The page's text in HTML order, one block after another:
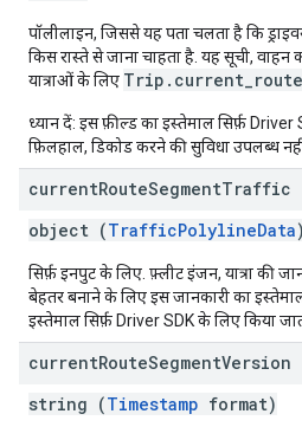
पॉलीलाइन, जिससे यह पता चलता है कि
किस रास्ते से जाना चाहता है. यह सूची,
यात्राओं के लिए
ध्यान दें: इस फ़ील्ड का इस्तेमाल सिर्फ़ Driver
फ़िलहाल, डिकोड करने की सुविधा उपलब्ध
currentRouteSegmentTraffic
object (TrafficPolylineData)
सिर्फ़ इनपुट के लिए. फ़्लीट इंजन, यात्रा की
बेहतर बनाने के लिए इस जानकारी का
इस्तेमाल सिर्फ़ Driver SDK के लिए किया
currentRouteSegmentVersion
string (Timestamp format)